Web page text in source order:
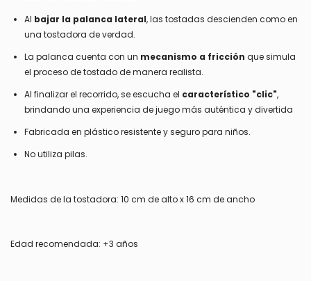
Al bajar la palanca lateral, las tostadas descienden como en
una tostadora de verdad.
La palanca cuenta con un mecanismo a fricción que simula
el proceso de tostado de manera realista.
Al finalizar el recorrido, se escucha el característico "clic",
brindando una experiencia de juego más auténtica y divertida
Fabricada en plástico resistente y seguro para niños.
No utiliza pilas.
Medidas de la tostadora: 10 cm de alto x 16 cm de ancho
Edad recomendada: +3 años